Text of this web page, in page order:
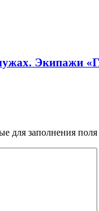
Экипажи
для заполнения